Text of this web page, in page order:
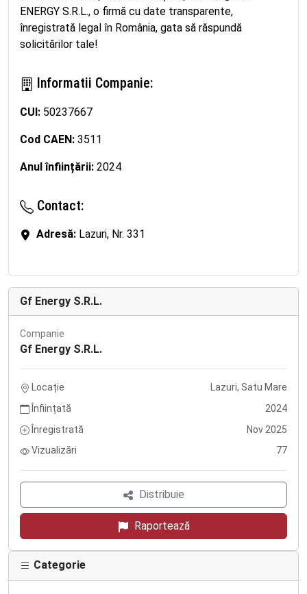
ENERGY S.R.L., o firmă cu date transparente,
înregistrată legal în România, gata să răspundă
solicitărilor tale!
Informatii Companie:
CUI: 50237667
Cod CAEN: 3511
Anul înființării: 2024
Contact:
Adresă: Lazuri, Nr. 331
Gf Energy S.R.L.
Companie
Gf Energy S.R.L.
Locație
Lazuri, Satu Mare
Înființată
2024
Înregistrată
Nov 2025
Vizualizări
77
Distribuie
Raportează
Categorie